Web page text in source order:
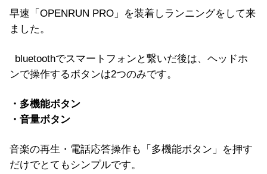
早速「 OPENRUN PRO 」を装着しランニングをして来
ました。
bluetoothでスマートフォンと繋いだ後は、ヘッドホ
ンで操作するボタンは2つのみです。
・多機能ボタン
・音量ボタン
音楽の再生・電話応答操作も「多機能ボタン」を押す
だけでとてもシンプルです。